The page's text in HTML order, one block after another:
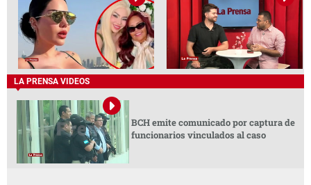
LA PRENSA VIDEOS
BCH emite comunicado por captura de
funcionarios vinculados al caso